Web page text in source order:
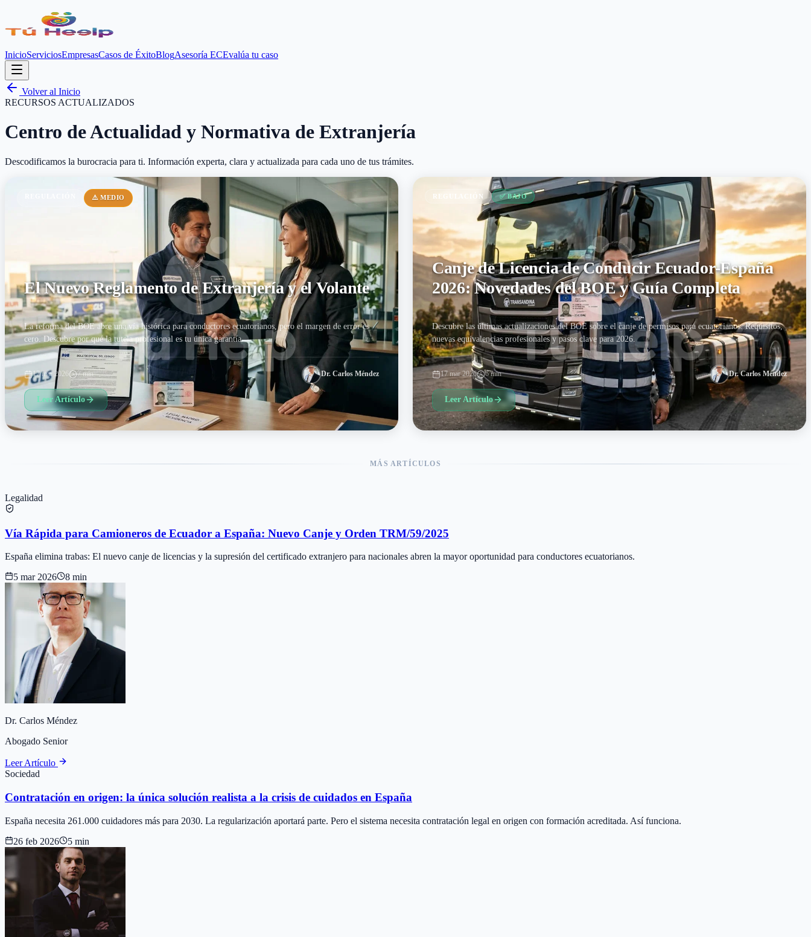
InicioServiciosEmpresasCasos de ÉxitoBlogAsesoría ECEvalúa tu caso
Volver al Inicio
RECURSOS ACTUALIZADOS
Centro de Actualidad y Normativa de Extranjería
Descodificamos la burocracia para ti. Información experta, clara y actualizada para cada uno de tus trámites.
⚠️ MEDIO
El Nuevo Reglamento de Extranjería y el Volante
La reforma del BOE abre una vía histórica para conductores ecuatorianos, pero el margen de error es
cero. Descubre por qué la tutela profesional es tu única garantía.
17 mar 2026 7 min Dr. Carlos Méndez
Leer Artículo
REGULACIÓN ✅ BAJO
Canje de Licencia de Conducir Ecuador-España
2026: Novedades del BOE y Guía Completa
Descubre las últimas actualizaciones del BOE sobre el canje de permisos para ecuatorianos. Requisitos,
nuevas equivalencias profesionales y pasos clave para 2026.
17 mar 2026 6 min Dr. Carlos Méndez
Leer Artículo
MÁS ARTÍCULOS
Legalidad
Vía Rápida para Camioneros de Ecuador a España: Nuevo Canje y Orden TRM/59/2025
España elimina trabas: El nuevo canje de licencias y la supresión del certificado extranjero para nacionales abren la mayor oportunidad para conductores ecuatorianos.
5 mar 2026
8 min
Dr. Carlos Méndez
Abogado Senior
Leer Artículo
Sociedad
Contratación en origen: la única solución realista a la crisis de cuidados en España
España necesita 261.000 cuidadores más para 2030. La regularización aportará parte. Pero el sistema necesita contratación legal en origen con formación acreditada. Así funciona.
26 feb 2026
5 min